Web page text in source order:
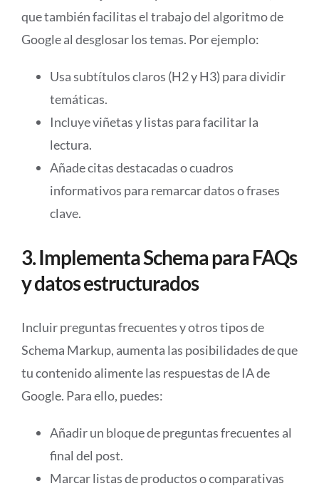
que también facilitas el trabajo del algoritmo de
Google al desglosar los temas. Por ejemplo:
Usa subtítulos claros (H2 y H3) para dividir
temáticas.
Incluye viñetas y listas para facilitar la
lectura.
Añade citas destacadas o cuadros
informativos para remarcar datos o frases
clave.
3. Implementa Schema para FAQs
y datos estructurados
Incluir preguntas frecuentes y otros tipos de
Schema Markup, aumenta las posibilidades de que
tu contenido alimente las respuestas de IA de
Google. Para ello, puedes:
Añadir un bloque de preguntas frecuentes al
final del post.
Marcar listas de productos o comparativas